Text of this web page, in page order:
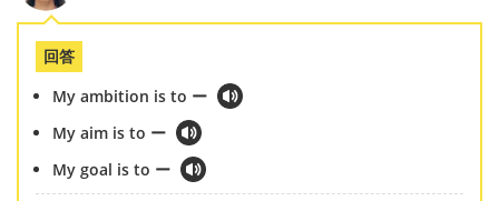
回答
My ambition is to ー
My aim is to ー
My goal is to ー